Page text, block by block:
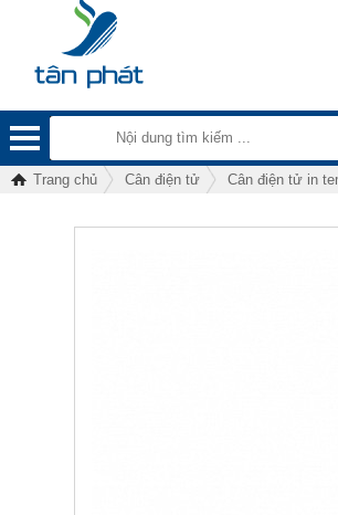
Trang chủ Cân điện tử Cân điện tử in